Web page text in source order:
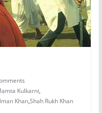
Kulkarni,
Khan,Shah Rukh Khan